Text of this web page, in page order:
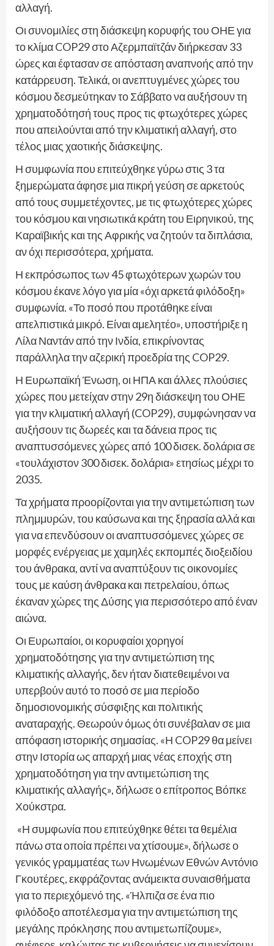
αλλαγή.
Οι συνομιλίες στη διάσκεψη κορυφής του ΟΗΕ για
το κλίμα COP29 στο Αζερμπαϊτζάν διήρκεσαν 33
ώρες και έφτασαν σε απόσταση αναπνοής από την
κατάρρευση. Τελικά, οι ανεπτυγμένες χώρες του
κόσμου δεσμεύτηκαν το Σάββατο να αυξήσουν τη
χρηματοδότησή τους προς τις φτωχότερες χώρες
που απειλούνται από την κλιματική αλλαγή, στο
τέλος μιας χαοτικής διάσκεψης.
Η συμφωνία που επιτεύχθηκε γύρω στις 3 τα
ξημερώματα άφησε μια πικρή γεύση σε αρκετούς
από τους συμμετέχοντες, με τις φτωχότερες χώρες
του κόσμου και νησιωτικά κράτη του Ειρηνικού, της
Καραϊβικής και της Αφρικής να ζητούν τα διπλάσια,
αν όχι περισσότερα, χρήματα.
Η εκπρόσωπος των 45 φτωχότερων χωρών του
κόσμου έκανε λόγο για μία «όχι αρκετά φιλόδοξη»
συμφωνία. «Το ποσό που προτάθηκε είναι
απελπιστικά μικρό. Είναι αμελητέο», υποστήριξε η
Λίλα Ναντάν από την Ινδία, επικρίνοντας
παράλληλα την αζερική προεδρία της COP29.
Η Ευρωπαϊκή Ένωση, οι ΗΠΑ και άλλες πλούσιες
χώρες που μετείχαν στην 29η διάσκεψη του ΟΗΕ
για την κλιματική αλλαγή (COP29), συμφώνησαν να
αυξήσουν τις δωρεές και τα δάνεια προς τις
αναπτυσσόμενες χώρες από 100 δισεκ. δολάρια σε
«τουλάχιστον 300 δισεκ. δολάρια» ετησίως μέχρι το
2035.
Τα χρήματα προορίζονται για την αντιμετώπιση των
πλημμυρών, του καύσωνα και της ξηρασία αλλά και
για να επενδύσουν οι αναπτυσσόμενες χώρες σε
μορφές ενέργειας με χαμηλές εκπομπές διοξειδίου
του άνθρακα, αντί να αναπτύξουν τις οικονομίες
τους με καύση άνθρακα και πετρελαίου, όπως
έκαναν χώρες της Δύσης για περισσότερο από έναν
αιώνα.
Οι Ευρωπαίοι, οι κορυφαίοι χορηγοί
χρηματοδότησης για την αντιμετώπιση της
κλιματικής αλλαγής, δεν ήταν διατεθειμένοι να
υπερβούν αυτό το ποσό σε μια περίοδο
δημοσιονομικής σύσφιξης και πολιτικής
αναταραχής. Θεωρούν όμως ότι συνέβαλαν σε μια
απόφαση ιστορικής σημασίας. «Η COP29 θα μείνει
στην Ιστορία ως απαρχή μιας νέας εποχής στη
χρηματοδότηση για την αντιμετώπιση της
κλιματικής αλλαγής», δήλωσε ο επίτροπος Βόπκε
Χούκστρα.
«Η συμφωνία που επιτεύχθηκε θέτει τα θεμέλια
πάνω στα οποία πρέπει να χτίσουμε», δήλωσε ο
γενικός γραμματέας των Ηνωμένων Εθνών Αντόνιο
Γκουτέρες, εκφράζοντας ανάμεικτα συναισθήματα
για το περιεχόμενό της. «Ήλπιζα σε ένα πιο
φιλόδοξο αποτέλεσμα για την αντιμετώπιση της
μεγάλης πρόκλησης που αντιμετωπίζουμε»,